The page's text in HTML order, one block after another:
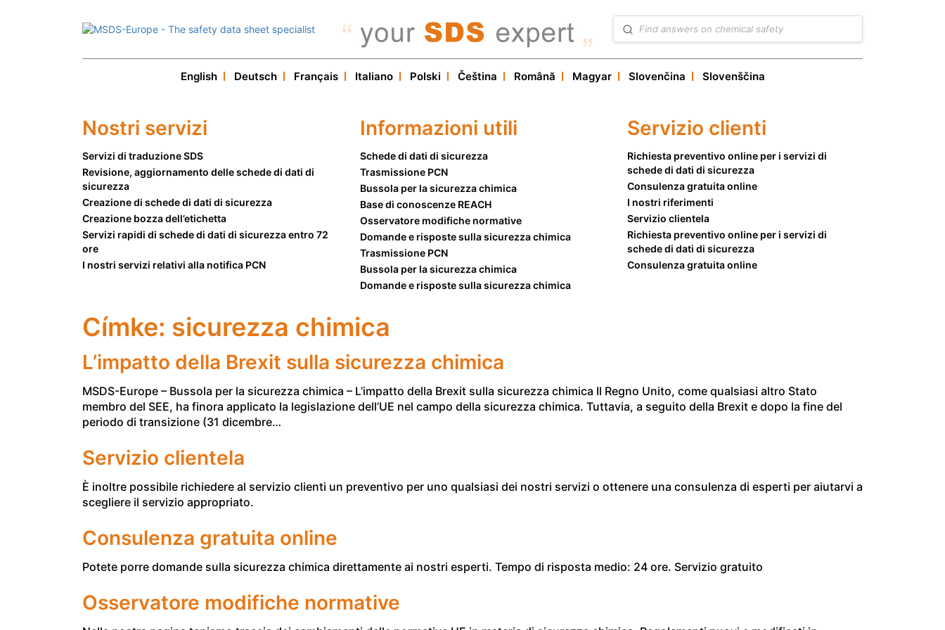
Nostri servizi
Servizio clienti
English Deutsch Français Italiano Polski Čeština Română Magyar Slovenčina Slovenščina
Nostri servizi
Servizi di traduzione SDS
Revisione, aggiornamento delle schede di dati di
sicurezza
Creazione di schede di dati di sicurezza
Creazione bozza dell’etichetta
Servizi rapidi di schede di dati di sicurezza entro 72
ore
I nostri servizi relativi alla notifica PCN
Informazioni utili
Schede di dati di sicurezza
Trasmissione PCN
Bussola per la sicurezza chimica
Base di conoscenze REACH
Osservatore modifiche normative
Domande e risposte sulla sicurezza chimica
Trasmissione PCN
Bussola per la sicurezza chimica
Domande e risposte sulla sicurezza chimica
Servizio clienti
Richiesta preventivo online per i servizi di
schede di dati di sicurezza
Consulenza gratuita online
I nostri riferimenti
Servizio clientela
Richiesta preventivo online per i servizi di
schede di dati di sicurezza
Consulenza gratuita online
Címke: sicurezza chimica
L’impatto della Brexit sulla sicurezza chimica
MSDS-Europe – Bussola per la sicurezza chimica – L’impatto della Brexit sulla sicurezza chimica Il Regno Unito, come qualsiasi altro Stato
membro del SEE, ha finora applicato la legislazione dell’UE nel campo della sicurezza chimica. Tuttavia, a seguito della Brexit e dopo la fine del
periodo di transizione (31 dicembre…
Servizio clientela
È inoltre possibile richiedere al servizio clienti un preventivo per uno qualsiasi dei nostri servizi o ottenere una consulenza di esperti per aiutarvi a
scegliere il servizio appropriato.
Consulenza gratuita online
Potete porre domande sulla sicurezza chimica direttamente ai nostri esperti. Tempo di risposta medio: 24 ore. Servizio gratuito
Osservatore modifiche normative